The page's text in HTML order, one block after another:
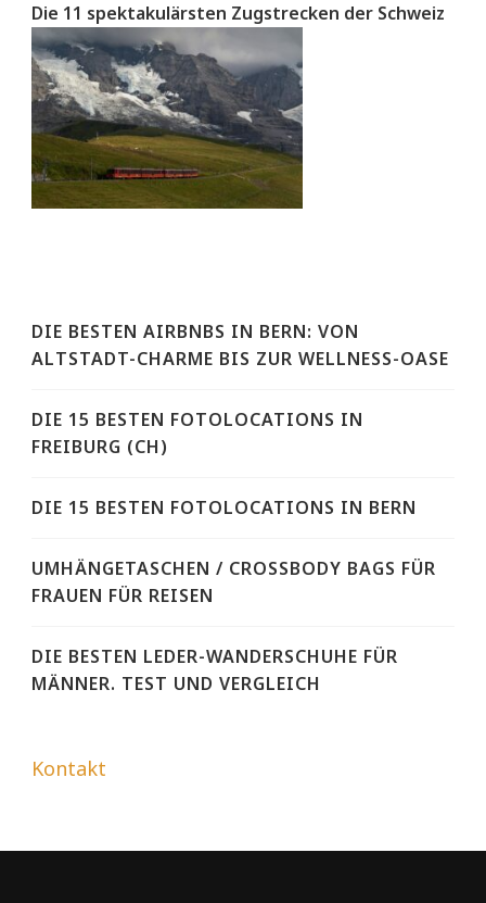
Die 11 spektakulärsten Zugstrecken der Schweiz
DIE BESTEN AIRBNBS IN BERN: VON
ALTSTADT-CHARME BIS ZUR WELLNESS-OASE
DIE 15 BESTEN FOTOLOCATIONS IN
FREIBURG (CH)
DIE 15 BESTEN FOTOLOCATIONS IN BERN
UMHÄNGETASCHEN / CROSSBODY BAGS FÜR
FRAUEN FÜR REISEN
DIE BESTEN LEDER-WANDERSCHUHE FÜR
MÄNNER. TEST UND VERGLEICH
Kontakt